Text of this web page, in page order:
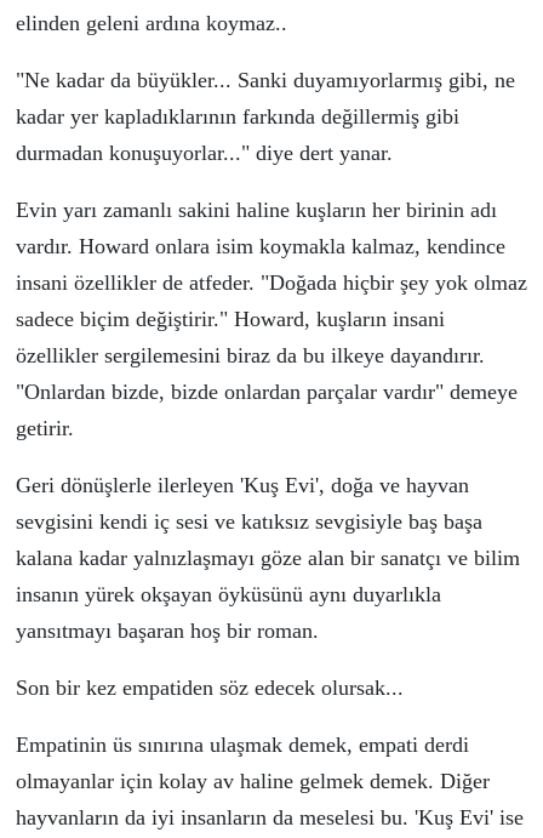
elinden geleni ardına koymaz..
"Ne kadar da büyükler... Sanki duyamıyorlarmış gibi, ne
kadar yer kapladıklarının farkında değillermiş gibi
durmadan konuşuyorlar..."diye dert yanar.
Evin yarı zamanlı sakini haline kuşların her birinin adı
vardır. Howard onlara isim koymakla kalmaz, kendince
insani özellikler de atfeder. "Doğada hiçbir şey yok olmaz
sadece biçim değiştirir." Howard, kuşların insani
özellikler sergilemesini biraz da bu ilkeye dayandırır.
"Onlardan bizde, bizde onlardan parçalar vardır" demeye
getirir.
Geri dönüşlerle ilerleyen 'Kuş Evi', doğa ve hayvan
sevgisini kendi içsesi ve katıksız sevgisiyle baş başa
kalana kadar yalnızlaşmayı göze alan bir sanatçı ve bilim
insanın yürek okşayan öyküsünüaynı duyarlıkla
yansıtmayı başaran hoş bir roman.
Son bir kez empatiden söz edecek olursak...
Empatinin üs sınırına ulaşmak demek, empati derdi
olmayanlar için kolay av haline gelmek demek. Diğer
hayvanların da iyi insanların da meselesi bu. 'Kuş Evi' ise